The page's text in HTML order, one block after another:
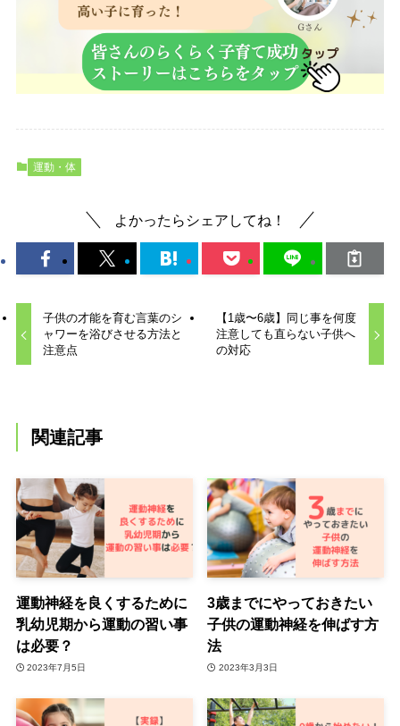
運動・体
よかったらシェアしてね！
子供の才能を育む言葉のシ
ャワーを浴びさせる方法と
注意点
【1歳〜6歳】同じ事を何度
注意しても直らない子供へ
の対応
関連記事
運動神経を良くするために
乳幼児期から運動の習い事
は必要？
2023年7月5日
3歳までにやっておきたい
子供の運動神経を伸ばす方
法
2023年3月3日